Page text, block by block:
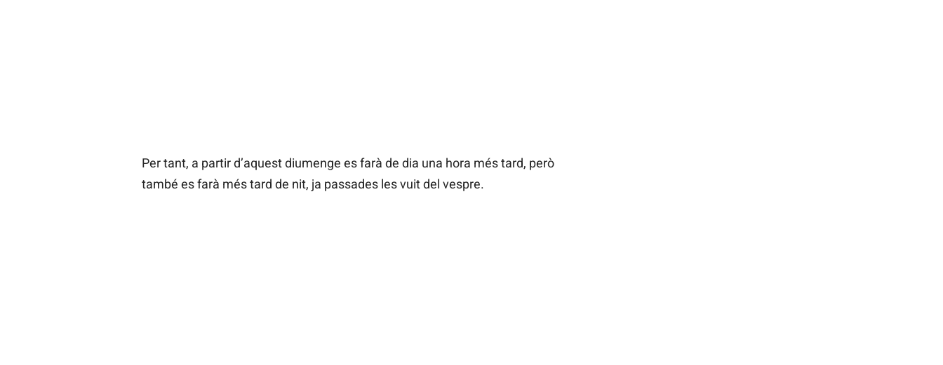
Per tant, a partir d’aquest diumenge es farà de dia una hora més tard, però
també es farà més tard de nit, ja passades les vuit del vespre.